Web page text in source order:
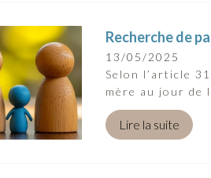
Recherche de
13/05/2025
Selon l’article
mère au jour de
Lire la suite